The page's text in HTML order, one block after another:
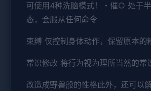
可使用4种洗脑模式！・催○ 处于
态，会服从任何命令
束缚 仅控制身体动作，保留原本的
常识修改 将行为视为理所当然的常
改造成野兽般的性格此外，还可以